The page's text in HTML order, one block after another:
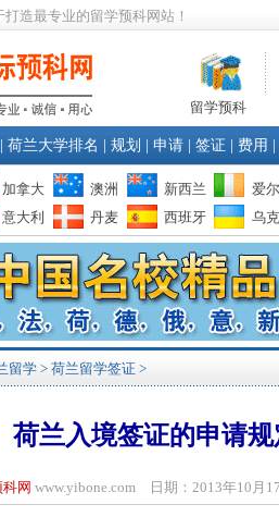
打造最专业的留学预科网站！
留学预科
荷兰大学排名 规划 申请 签证 费用
加拿大 澳洲 新西兰
爱
意大利 丹麦 西班牙 乌
留学 > 荷兰留学签证 >
荷兰入境签证的申请规
网 www.yibone.com 日期：2013年10月